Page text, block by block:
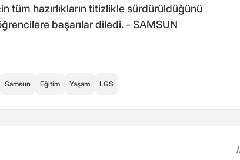
tüm hazırlıkların titizlikle sürdürüldüğünü
başarılar diledi. - SAMSUN
Samsun Eğitim Yaşam LGS